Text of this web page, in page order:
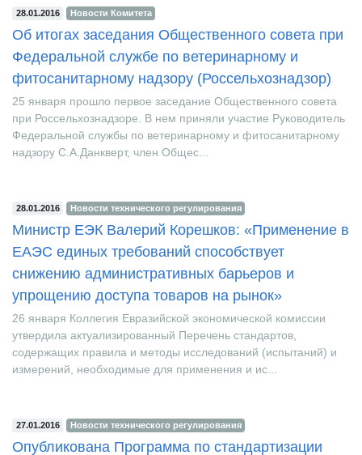
28.01.2016
Об итогах заседания Общественного совета при
Федеральной службе по ветеринарному и
фитосанитарному надзору (Россельхознадзор)
25 января прошло первое заседание Общественного совета
при Россельхознадзоре. В нем приняли участие Руководитель
Федеральной службы по ветеринарному и фитосанитарному
28.01.2016 Новости технического регулирования
Министр ЕЭК Валерий Корешков: «Применение в
ЕАЭС единых требований способствует
снижению административных барьеров и
упрощению доступа товаров на рынок»
26 января Коллегия Евразийской экономической комиссии
утвердила актуализированный Перечень стандартов,
содержащих правила и методы исследований (испытаний) и
27.01.2016 Новости технического регулирования